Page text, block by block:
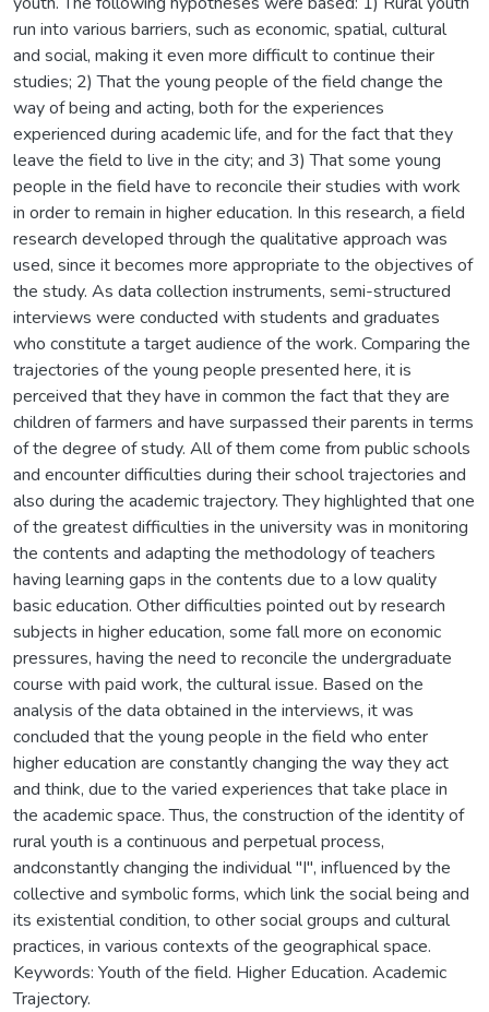
run into various barriers, such as economic, spatial, cultural
and social, making it even more difficult to continue their
studies; 2) That the young people of the field change the
way of being and acting, both for the experiences
experienced during academic life, and for the fact that they
leave the field to live in the city; and 3) That some young
people in the field have to reconcile their studies with work
in order to remain in higher education. In this research, a field
research developed through the qualitative approach was
used, since it becomes more appropriate to the objectives of
the study. As data collection instruments, semi-structured
interviews were conducted with students and graduates
who constitute a target audience of the work. Comparing the
trajectories of the young people presented here, it is
perceived that they have in common the fact that they are
children of farmers and have surpassed their parents in terms
of the degree of study. All of them come from public schools
and encounter difficulties during their school trajectories and
also during the academic trajectory. They highlighted that one
of the greatest difficulties in the university was in monitoring
the contents and adapting the methodology of teachers
having learning gaps in the contents due to a low quality
basic education. Other difficulties pointed out by research
subjects in higher education, some fall more on economic
pressures, having the need to reconcile the undergraduate
course with paid work, the cultural issue. Based on the
analysis of the data obtained in the interviews, it was
concluded that the young people in the field who enter
higher education are constantly changing the way they act
and think, due to the varied experiences that take place in
the academic space. Thus, the construction of the identity of
rural youth is a continuous and perpetual process,
andconstantly changing the individual "I", influenced by the
collective and symbolic forms, which link the social being and
its existential condition, to other social groups and cultural
practices, in various contexts of the geographical space.
Keywords: Youth of the field. Higher Education. Academic
Trajectory.